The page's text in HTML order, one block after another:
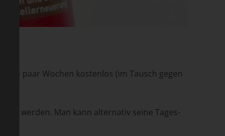
ein paar Wochen kostenlos (im Tausch gegen
werden. Man kann alternativ seine Tages-